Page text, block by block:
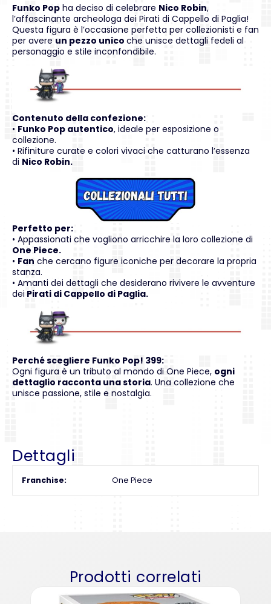
Funko Pop ha deciso di celebrare Nico Robin,
l’affascinante archeologa dei Pirati di Cappello di Paglia!
Questa figura è l’occasione perfetta per collezionisti e fan
per avere un pezzo unico che unisce dettagli fedeli al
personaggio e stile inconfondibile.
Contenuto della confezione:
• Funko Pop autentico, ideale per esposizione o
collezione.
• Rifiniture curate e colori vivaci che catturano l’essenza
di Nico Robin.
Perfetto per:
• Appassionati che vogliono arricchire la loro collezione di
One Piece.
• Fan che cercano figure iconiche per decorare la propria
stanza.
• Amanti dei dettagli che desiderano rivivere le avventure
dei Pirati di Cappello di Paglia.
Perché scegliere Funko Pop! 399:
Ogni figura è un tributo al mondo di One Piece, ogni
dettaglio racconta una storia. Una collezione che
unisce passione, stile e nostalgia.
Dettagli
Franchise One Piece
Prodotti correlati